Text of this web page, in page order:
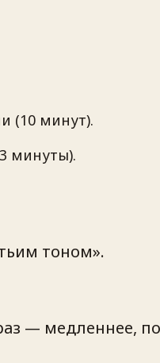
(10 минут).
минуты).
тоном».
— медленнее,